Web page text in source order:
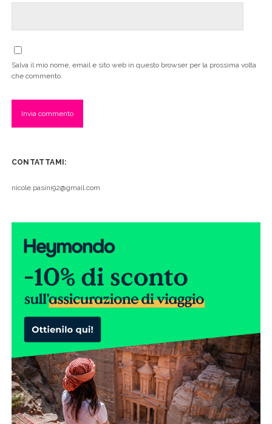
Salva il mio nome, email e sito web in questo browser per la prossima volta
che commento.
CONTATTAMI:
nicole.pasini92@gmail.com